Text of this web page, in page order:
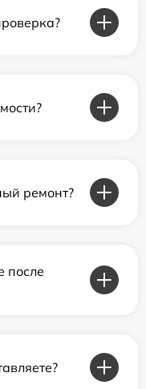
ремонт?
после